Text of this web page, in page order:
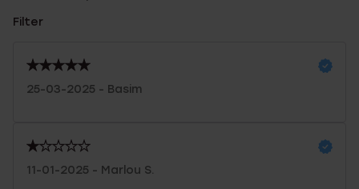
Filter
25-03-2025 - Basim
11-01-2025 - Marlou S.